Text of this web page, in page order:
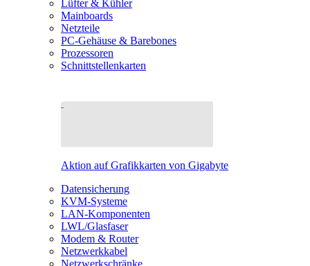
Lüfter & Kühler
Mainboards
Netzteile
PC-Gehäuse & Barebones
Prozessoren
Schnittstellenkarten
Aktion auf Grafikkarten von Gigabyte
Datensicherung
KVM-Systeme
LAN-Komponenten
LWL/Glasfaser
Modem & Router
Netzwerkkabel
Netzwerkschränke